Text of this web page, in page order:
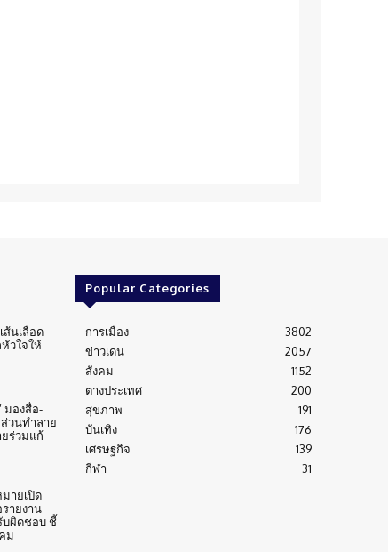
ส้นเลือด
วใจให้
มองสื่อ-
วนทำลาย
ร่วมแก้
ายเปิด
ายงาน
บผิดชอบ ชี้
ม
Popular Categories
การเมือง
3802
ข่าวเด่น
2057
สังคม
1152
ต่างประเทศ
200
สุขภาพ
191
บันเทิง
176
เศรษฐกิจ
139
กีฬา
31